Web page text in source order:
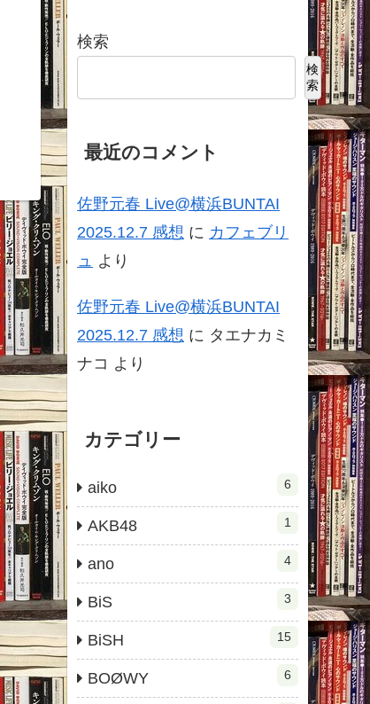
検索
検
索
最近のコメント
佐野元春 Live@横浜BUNTAI
2025.12.7 感想 に カフェブリ
ュ より
佐野元春 Live@横浜BUNTAI
2025.12.7 感想 に タエナカミ
ナコ より
カテゴリー
aiko 6
AKB48 1
ano 4
BiS 3
BiSH 15
BOØWY 6